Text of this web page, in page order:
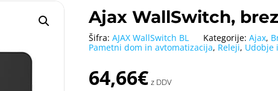
Ajax WallSwitch,
64,66€ z DDV
Šifra: AJAX WallSwitch BL Kategorije: Ajax,
Pametni dom in avtomatizacija, Releji, Udobje